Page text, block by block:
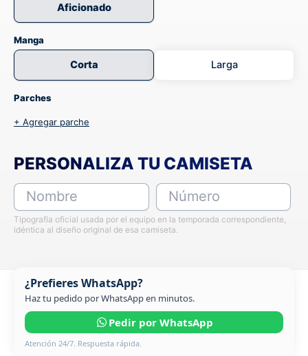
Aficionado
Manga
Corta Larga
Parches
+ Agregar parche
PERSONALIZA TU CAMISETA
Nombre Número
Tipografía oficial usada por el equipo en la temporada correspondiente,
idéntica al diseño original de esa camiseta.
¿Prefieres WhatsApp?
Haz tu pedido por WhatsApp en minutos.
Pedir por WhatsApp
Atención 24/7. Respuesta rápida.